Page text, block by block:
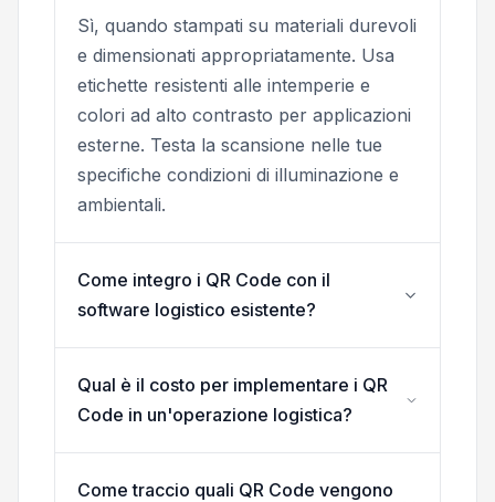
Sì, quando stampati su materiali durevoli
e dimensionati appropriatamente. Usa
etichette resistenti alle intemperie e
colori ad alto contrasto per applicazioni
esterne. Testa la scansione nelle tue
specifiche condizioni di illuminazione e
ambientali.
Come integro i QR Code con il
software logistico esistente?
Qual è il costo per implementare i QR
Code in un'operazione logistica?
Come traccio quali QR Code vengono